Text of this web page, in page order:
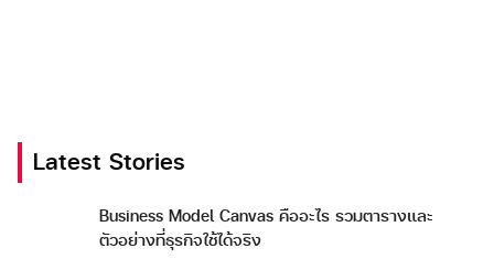
Latest Stories
Business Model Canvas คืออะไร รวมตารางและ
ตัวอย่างที่ธุรกิจใช้ได้จริง